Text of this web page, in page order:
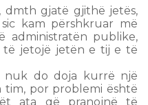
dmth gjatë gjithë jetës,
kam përshkruar më
administratën publike,
jetojë jetën e tij e të
do doja kurrë një
por problemi është
ata që pranojnë të